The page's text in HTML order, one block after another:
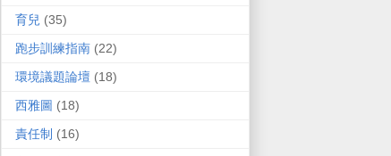
育兒 (35)
跑步訓練指南 (22)
環境議題論壇 (18)
西雅圖 (18)
責任制 (16)